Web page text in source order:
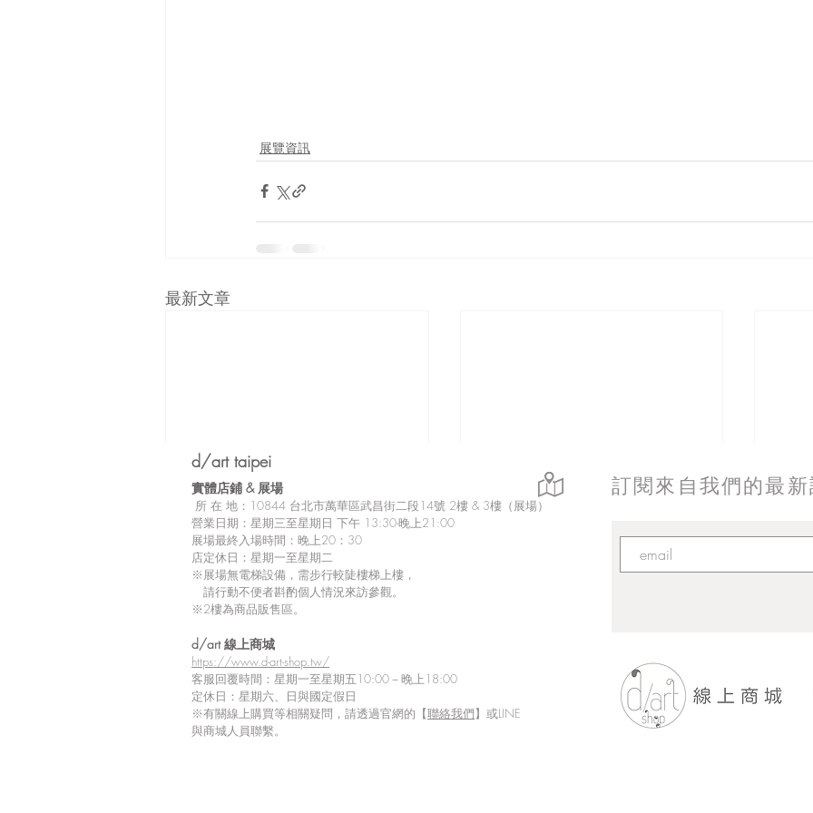
展覽資訊
最新文章
撰寫留言......
訂閱來自我們的最
d/art taipei
實體店鋪 & 展場
所 在 地：10844 台北市萬華區武昌街二段14號 2樓 & 3樓（展場）
營業日期：星期三至星期日 下午 13:30-晚上21:00
展場最終入場時間：晚上20：30
店定休日：星期一至星期二
※展場無電梯設備，需步行較陡樓梯上樓，
請行動不便者斟酌個人情況來訪參觀。
※2樓為商品販售區。
d/art 線上商城
https://www.d-art-shop.tw/
客服回覆時間：星期一至星期五10:00－晚上18:00
定休日：星期六、日與國定假日
※有關線上購買等相關疑問，請透過官網的【聯絡我們】或LINE
與商城人員聯繫。